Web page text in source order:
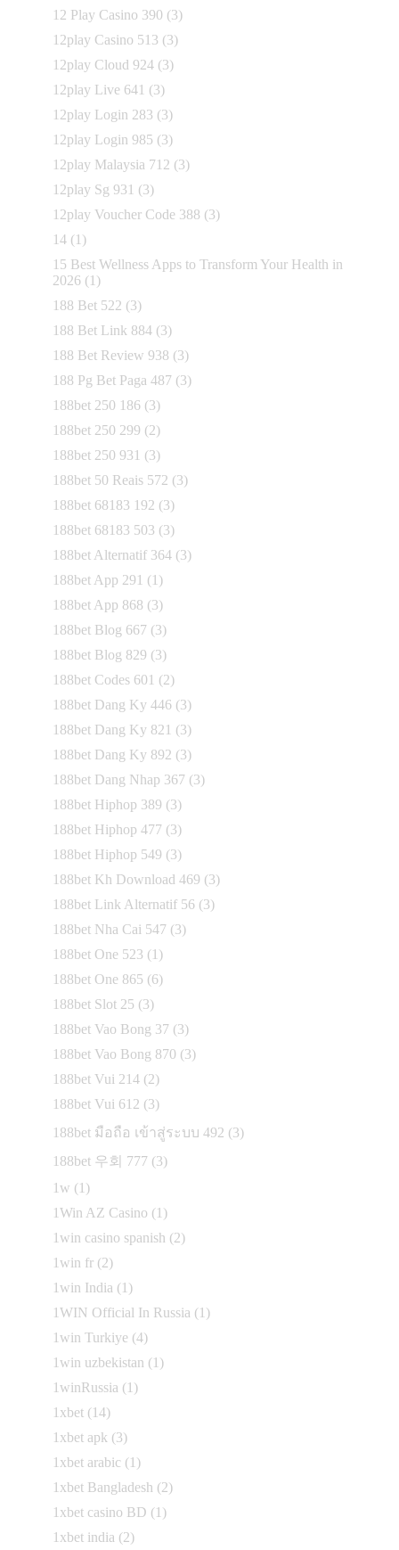
12 Play Casino 390 (3)
12play Casino 513 (3)
12play Cloud 924 (3)
12play Live 641 (3)
12play Login 283 (3)
12play Login 985 (3)
12play Malaysia 712 (3)
12play Sg 931 (3)
12play Voucher Code 388 (3)
14 (1)
15 Best Wellness Apps to Transform Your Health in
2026 (1)
188 Bet 522 (3)
188 Bet Link 884 (3)
188 Bet Review 938 (3)
188 Pg Bet Paga 487 (3)
188bet 250 186 (3)
188bet 250 299 (2)
188bet 250 931 (3)
188bet 50 Reais 572 (3)
188bet 68183 192 (3)
188bet 68183 503 (3)
188bet Alternatif 364 (3)
188bet App 291 (1)
188bet App 868 (3)
188bet Blog 667 (3)
188bet Blog 829 (3)
188bet Codes 601 (2)
188bet Dang Ky 446 (3)
188bet Dang Ky 821 (3)
188bet Dang Ky 892 (3)
188bet Dang Nhap 367 (3)
188bet Hiphop 389 (3)
188bet Hiphop 477 (3)
188bet Hiphop 549 (3)
188bet Kh Download 469 (3)
188bet Link Alternatif 56 (3)
188bet Nha Cai 547 (3)
188bet One 523 (1)
188bet One 865 (6)
188bet Slot 25 (3)
188bet Vao Bong 37 (3)
188bet Vao Bong 870 (3)
188bet Vui 214 (2)
188bet Vui 612 (3)
188bet มือถือ เข้าสู่ระบบ 492 (3)
188bet 우회 777 (3)
1w (1)
1Win AZ Casino (1)
1win casino spanish (2)
1win fr (2)
1win India (1)
1WIN Official In Russia (1)
1win Turkiye (4)
1win uzbekistan (1)
1winRussia (1)
1xbet (14)
1xbet apk (3)
1xbet arabic (1)
1xbet Bangladesh (2)
1xbet casino BD (1)
1xbet india (2)